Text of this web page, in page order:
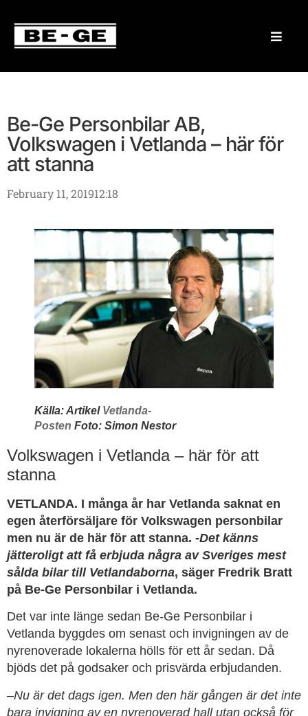
Be-Ge Personbilar AB,
Volkswagen i Vetlanda – här för
att stanna
February 11, 201912:18
Källa: Artikel Vetlanda-
Posten Foto: Simon Nestor
Volkswagen i Vetlanda – här för att
stanna
VETLANDA. I många år har Vetlanda saknat en
egen återförsäljare för Volkswagen personbilar
men nu är de här för att stanna. -Det känns
jätteroligt att få erbjuda några av Sveriges mest
sålda bilar till Vetlandaborna, säger Fredrik Bratt
på Be-Ge Personbilar i Vetlanda.
Det var inte länge sedan Be-Ge Personbilar i
Vetlanda byggdes om senast och invigningen av de
nyrenoverade lokalerna hölls för ett år sedan. Då
bjöds det på godsaker och prisvärda erbjudanden.
–Nu är det dags igen. Men den här gången är det inte
bara invigning av en nyrenoverad hall utan också för